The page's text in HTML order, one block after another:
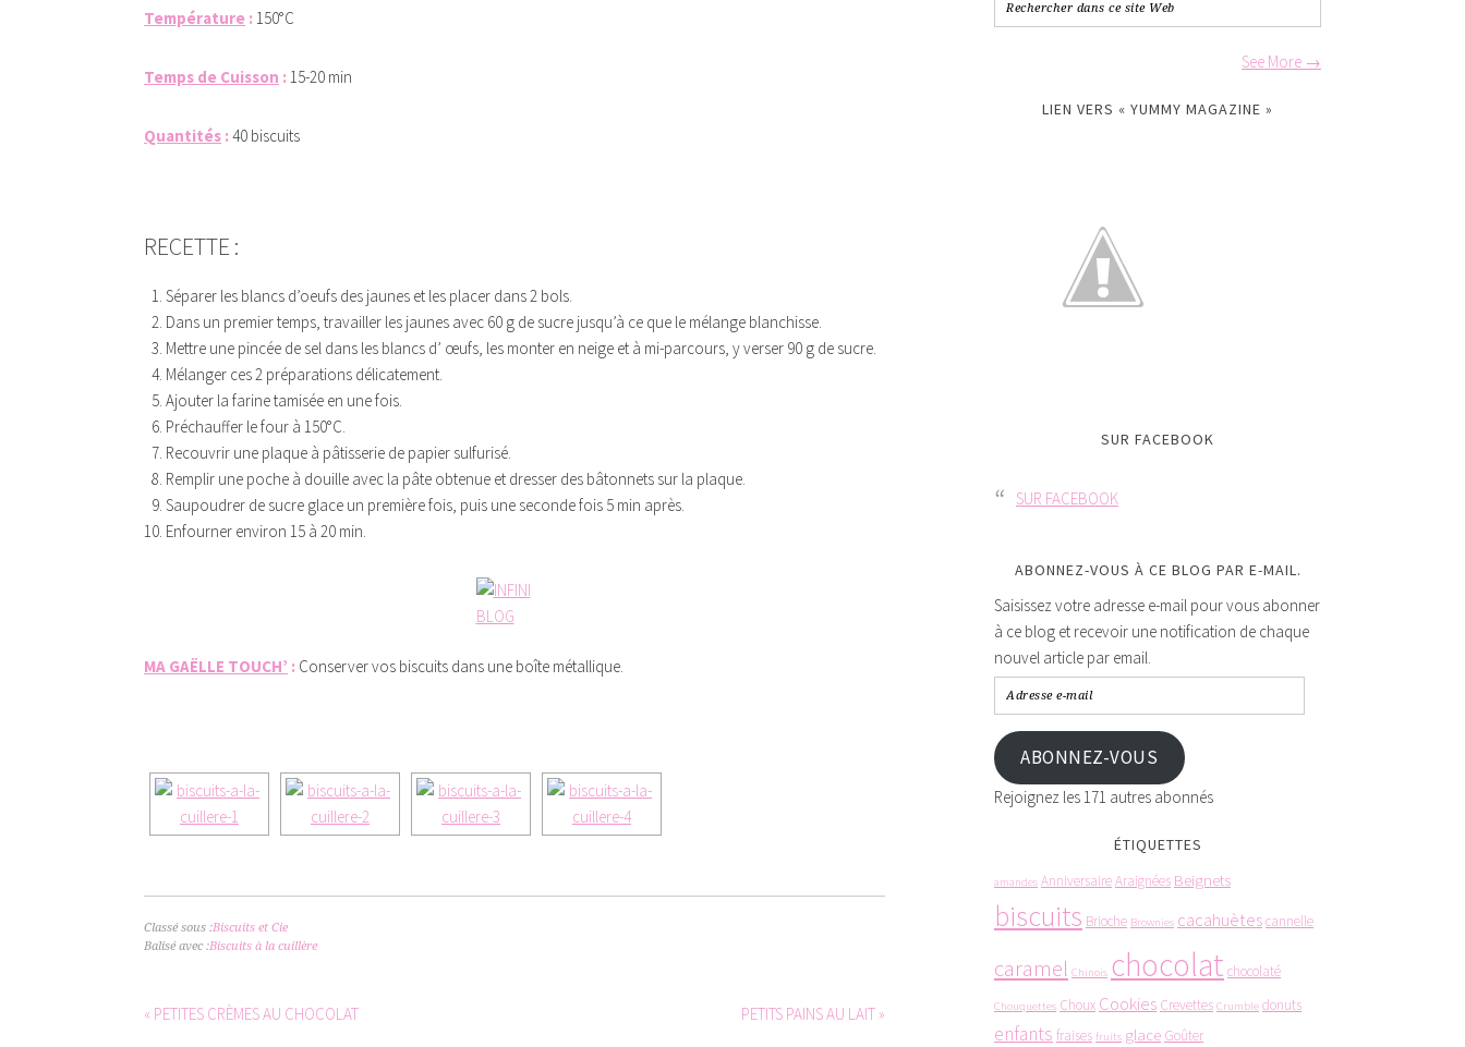
Température : 150°C
Temps de Cuisson : 15-20 min
Quantités : 40 biscuits
RECETTE :
Séparer les blancs d’oeufs des jaunes et les placer dans 2 bols.
Dans un premier temps, travailler les jaunes avec 60 g de sucre jusqu’à ce que le mélange blanchisse.
Mettre une pincée de sel dans les blancs d’ œufs, les monter en neige et à mi-parcours, y verser 90 g de sucre.
Mélanger ces 2 préparations délicatement.
Ajouter la farine tamisée en une fois.
Préchauffer le four à 150°C.
Recouvrir une plaque à pâtisserie de papier sulfurisé.
Remplir une poche à douille avec la pâte obtenue et dresser des bâtonnets sur la plaque.
Saupoudrer de sucre glace un première fois, puis une seconde fois 5 min après.
Enfourner environ 15 à 20 min.
MA GAËLLE TOUCH’ : Conserver vos biscuits dans une boîte métallique.
Classé sous :Biscuits et Cie
Balisé avec :Biscuits à la cuillère
« PETITES CRÈMES AU CHOCOLAT PETITS PAINS AU LAIT »
See More →
LIEN VERS « YUMMY MAGAZINE »
SUR FACEBOOK
SUR FACEBOOK
ABONNEZ-VOUS À CE BLOG PAR E-MAIL.
Saisissez votre adresse e-mail pour vous abonner
à ce blog et recevoir une notification de chaque
nouvel article par email.
ABONNEZ-VOUS
Rejoignez les 171 autres abonnés
ÉTIQUETTES
amandes AnniversaireAraignées Beignets
biscuits Brioche Brownies cacahuètescannelle
caramel Chinois chocolat chocolaté
Chouquettes Choux Cookies Crevettes Crumble donuts
enfants fraises fruits glace Goûter